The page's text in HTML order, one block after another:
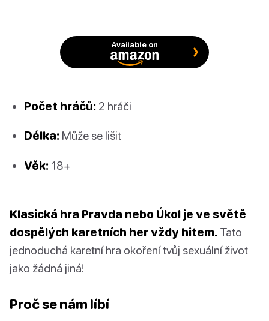
Available on
Počet hráčů: 2 hráči
Délka: Může se lišit
Věk: 18+
Klasická hra Pravda nebo Úkol je ve světě
dospělých karetních her vždy hitem. Tato
jednoduchá karetní hra okoření tvůj sexuální život
jako žádná jiná!
Proč se nám líbí